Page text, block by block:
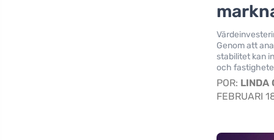
Genom att
stabilitet kan
och
POR: LINDA
FEBRUARI